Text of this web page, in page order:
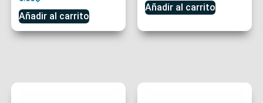
Añadir al carrito
Añadir al carrito